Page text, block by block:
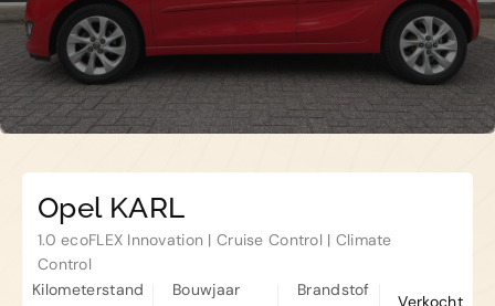
Haamstede
De Roterij 5 4328 BB Burgh-
Haamstede
Opel KARL
1.0 ecoFLEX Innovation | Cruise Control | Climate
Control
Kilometerstand
Bouwjaar
Brandstof
Verkocht